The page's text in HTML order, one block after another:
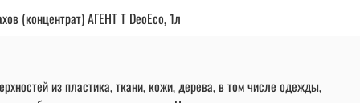
(концентрат) АГЕНТ Т DeoEco, 1л
из пластика, ткани, кожи, дерева, в том числе одежды,